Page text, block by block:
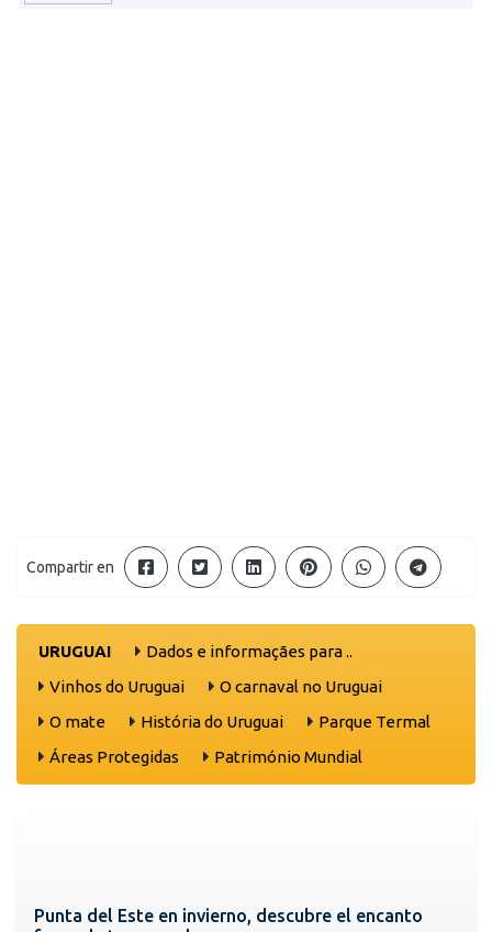
Compartir en
URUGUAI
Dados e informaçães para ..
Vinhos do Uruguai
O carnaval no Uruguai
O mate
História do Uruguai
Parque Termal
Áreas Protegidas
Património Mundial
Punta del Este en invierno, descubre el encanto